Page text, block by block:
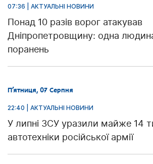
07:36 | АКТУАЛЬНІ НОВИНИ
Понад 10 разів ворог атакував
Дніпропетровщину: одна
поранень
П’ятниця, 07 Серпня
22:40 | АКТУАЛЬНІ НОВИНИ
У липні ЗСУ уразили майже 14
автотехніки російської армії